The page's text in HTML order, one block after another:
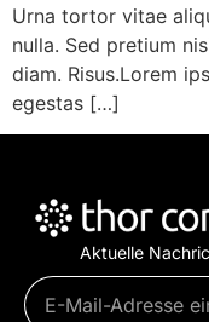
Urna tortor vitae
nulla. Sed pretium
diam. Risus.Lorem
egestas […]
Aktuelle